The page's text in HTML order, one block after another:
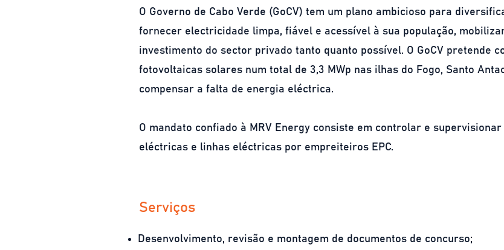
O Governo de Cabo Verde (GoCV) tem um plano ambicioso para
fornecer electricidade limpa, fiável e acessível à sua população,
investimento do sector privado tanto quanto possível. O GoCV pretende
fotovoltaicas solares num total de 3,3 MWp nas ilhas do Fogo, Santo
compensar a falta de energia eléctrica.
O mandato confiado à MRV Energy consiste em controlar e
eléctricas e linhas eléctricas por empreiteiros EPC.
Serviços
Desenvolvimento, revisão e montagem de documentos de concurso;